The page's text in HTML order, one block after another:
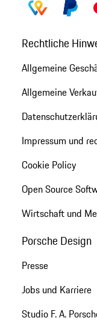
Rechtliche
Allgemeine
Allgemeine
Impressum und
Cookie Policy
Open Source
Wirtschaft und
Porsche Design
Presse
Jobs und Karriere
Studio F. A.